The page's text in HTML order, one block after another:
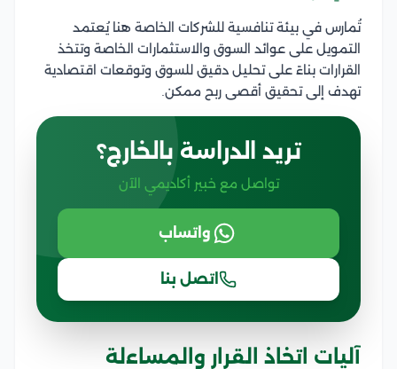
تُمارس في بيئة تنافسية للشركات الخاصة هنا يُعتمد
التمويل على عوائد السوق والاستثمارات الخاصة وتتخذ
القرارات بناءً على تحليل دقيق للسوق وتوقعات اقتصادية
تهدف إلى تحقيق أقصى ربح ممكن.
تريد الدراسة بالخارج؟
تواصل مع خبير أكاديمي الآن
واتساب
اتصل بنا
آليات اتخاذ القرار والمساءلة